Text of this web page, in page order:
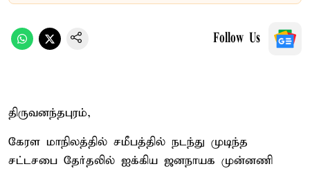
Follow Us
திருவனந்தபுரம்,
கேரள மாநிலத்தில் சமீபத்தில் நடந்து முடிந்த
சட்டசபை தேர்தலில் ஐக்கிய ஜனநாயக முன்னணி